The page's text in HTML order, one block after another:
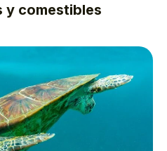
y comestibles